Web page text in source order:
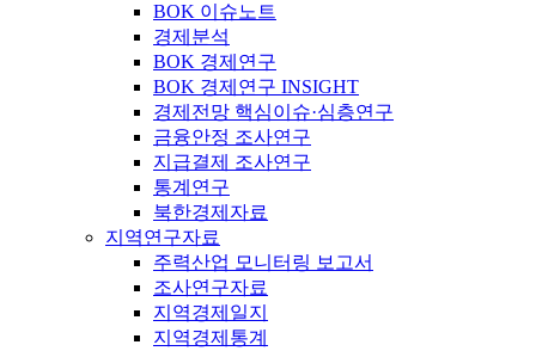
BOK 이슈노트
경제분석
BOK 경제연구
BOK 경제연구 INSIGHT
경제전망 핵심이슈·심층연구
금융안정 조사연구
지급결제 조사연구
통계연구
북한경제자료
지역연구자료
주력산업 모니터링 보고서
조사연구자료
지역경제일지
지역경제통계